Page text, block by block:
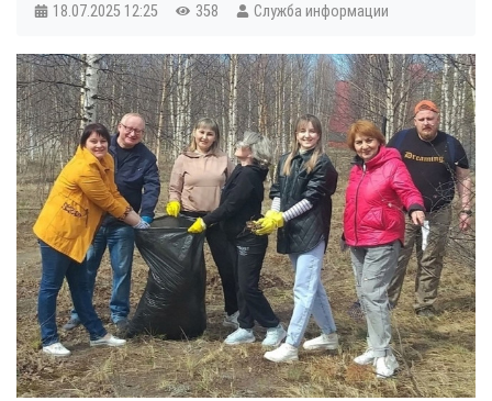
18.07.2025 12:25 358 Служба информации